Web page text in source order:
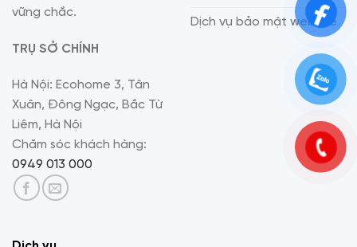
vững chắc.
TRỤ SỞ CHÍNH
Hà Nội: Ecohome 3, Tân
Xuân, Đông Ngạc, Bắc Từ
Liêm, Hà Nội
Chăm sóc khách hàng:
0949 013 000
Dịch vụ bảo mật website